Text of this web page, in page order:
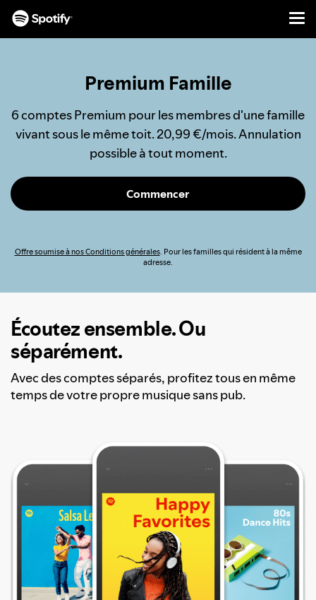
Premium Famille
6 comptes Premium pour les membres d'une famille
vivant sous le même toit. 20,99 €/mois. Annulation
possible à tout moment.
Commencer
Offre soumise à nos Conditions générales. Pour les familles qui résident à la même
adresse.
Écoutez ensemble. Ou
séparément.
Avec des comptes séparés, profitez tous en même
temps de votre propre musique sans pub.